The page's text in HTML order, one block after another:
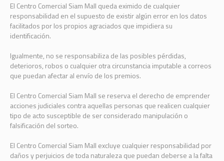
El Centro Comercial Siam Mall queda eximido de cualquier
responsabilidad en el supuesto de existir algún error en los datos
facilitados por los propios agraciados que impidiera su
identificación.
Igualmente, no se responsabiliza de las posibles pérdidas,
deterioros, robos o cualquier otra circunstancia imputable a correos
que puedan afectar al envío de los premios.
El Centro Comercial Siam Mall se reserva el derecho de emprender
acciones judiciales contra aquellas personas que realicen cualquier
tipo de acto susceptible de ser considerado manipulación o
falsificación del sorteo.
El Centro Comercial Siam Mall excluye cualquier responsabilidad por
daños y perjuicios de toda naturaleza que puedan deberse a la falta